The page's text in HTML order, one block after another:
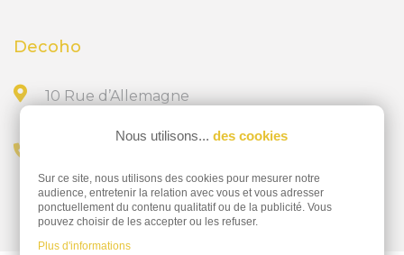
Decoho
10 Rue d’Allemagne
02 28 23 15 32
Nous utilisons... des cookies
Sur ce site, nous utilisons des cookies pour mesurer notre
audience, entretenir la relation avec vous et vous adresser
ponctuellement du contenu qualitatif ou de la publicité. Vous
pouvez choisir de les accepter ou les refuser.
Plus d'informations